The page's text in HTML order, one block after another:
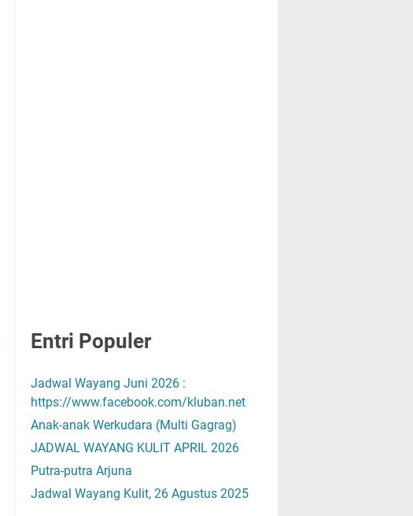
Entri Populer
Jadwal Wayang Juni 2026 :
https://www.facebook.com/kluban.net
Anak-anak Werkudara (Multi Gagrag)
JADWAL WAYANG KULIT APRIL 2026
Putra-putra Arjuna
Jadwal Wayang Kulit, 26 Agustus 2025